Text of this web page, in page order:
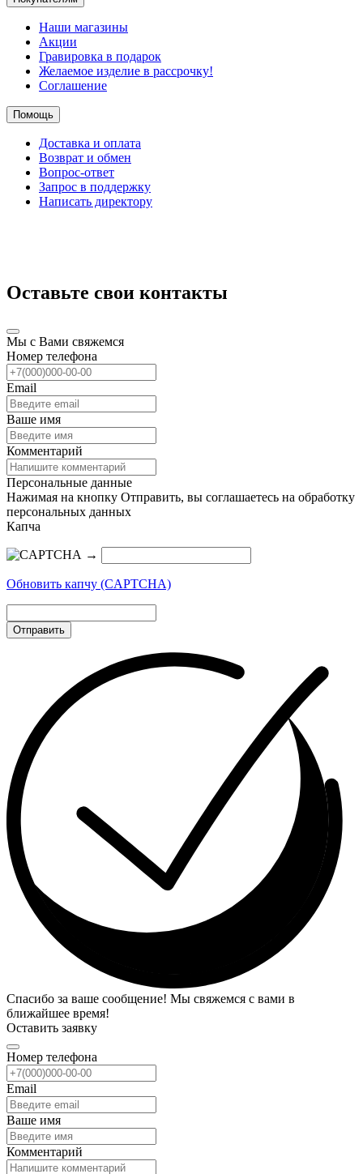
Наши магазины
Акции
Гравировка в подарок
Желаемое изделие в рассрочку!
Соглашение
Помощь
Доставка и оплата
Возврат и обмен
Вопрос-ответ
Запрос в поддержку
Написать директору
Оставьте свои контакты
Мы с Вами свяжемся
Номер телефона
Email
Ваше имя
Комментарий
Персональные данные
Нажимая на кнопку Отправить, вы соглашаетесь на обработку
персональных данных
Капча
→
Обновить капчу (CAPTCHA)
Отправить
Спасибо за ваше сообщение! Мы свяжемся с вами в
ближайшее время!
Оставить заявку
Номер телефона
Email
Ваше имя
Комментарий